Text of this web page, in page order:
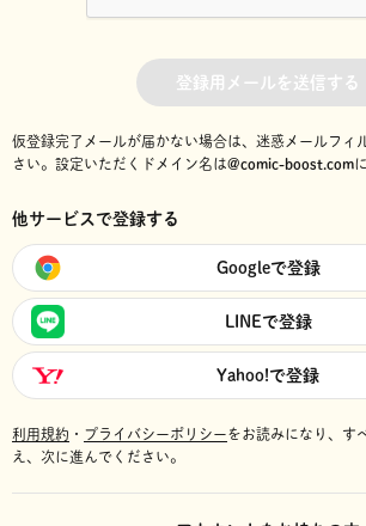
登録用メールを送信する
仮登録完了メールが届かない場合は、迷惑メールフィ
さい。 設定いただくドメイン名は@comic-boost.com
他サービスで登録する
Googleで登録
LINEで登録
Yahoo!で登録
利用規約 ・ プライバシーポリシーをお読みになり、 す
え、次に進んでください。